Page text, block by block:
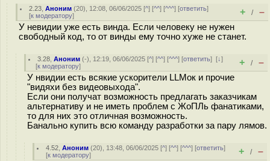
2.23 ,Аноним (20), 12:08, 06/06/2025 [^] [^^] [^^^] [ответить]
[к модератору] + / –
У невидии уже есть винда. Если человеку не нужен
свободный код, то от винды ему точно хуже не станет.
3.28 ,Аноним (-), 12:19, 06/06/2025 [^] [^^] [^^^] [ответить][↓]
[к модератору] + / –
У нвидии есть всякие ускорители LLMок и прочие
"видяхи без видеовыхода".
Если они получат возможность предлагать заказчикам
альтернативу и не иметь проблем с ЖоПЛь фанатиками,
то для них это отличная возможность.
Банально купить всю команду разработки за пару лямов.
4.52 ,Аноним (20), 13:48, 06/06/2025 [^] [^^] [^^^] [ответить]
[к модератору] + / –